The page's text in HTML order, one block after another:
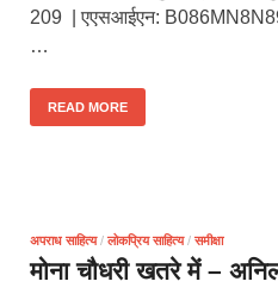
209 | एएसआईएन: B086MN8N89
…
READ MORE
अपराध साहित्य/ लोकप्रिय साहित्य/ समीक्षा
मोना चौधरी खतरे में –